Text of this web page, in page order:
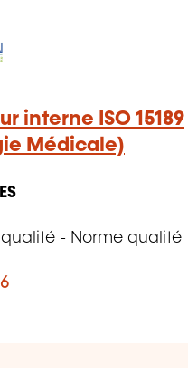
interne ISO 15189
Médicale)
- Norme qualité